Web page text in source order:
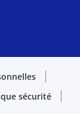
sécurité